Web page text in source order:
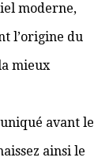
moderne,
l’origine du
mieux
avant le
ainsi le